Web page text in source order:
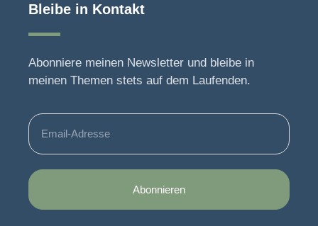
Bleibe in Kontakt
Abonniere meinen Newsletter und bleibe in
meinen Themen stets auf dem Laufenden.
Abonnieren